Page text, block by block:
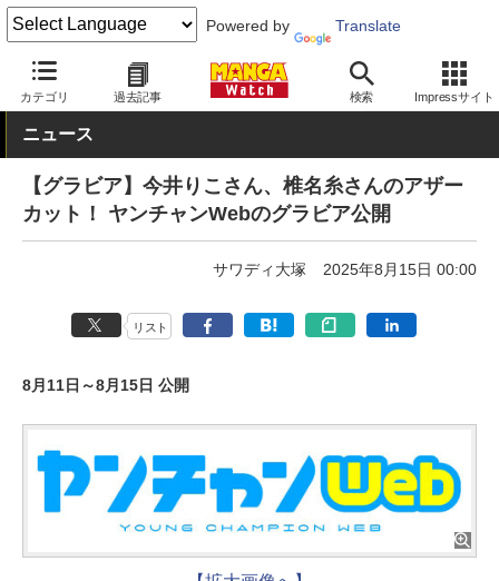
Powered by Translate
カテゴリ 過去記事 検索 Impressサイト
MANGA Watch Web/アプリ ヤンチャンWeb
ニュース
【グラビア】今井りこさん、椎名糸さんのアザー
カット！ ヤンチャンWebのグラビア公開
サワディ大塚 2025年8月15日 00:00
リスト
8月11日～8月15日 公開